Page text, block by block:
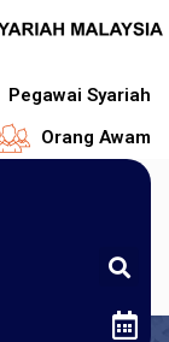
Pegawai Syariah
Orang Awam